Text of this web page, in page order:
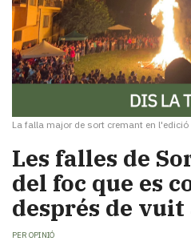
La falla major de sort cremant en
Les falles de
del foc que es
després de vuit
PER OPINIÓ